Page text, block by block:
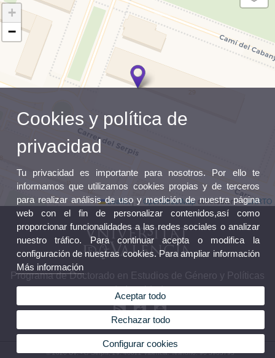
+
−
Leaflet| ©OpenStreetMap contributors ©CARTO
Programa de Doctorado en Estudios de Género y Políticas
de Igualdad
© 2026 UV. - c/ Serpis, 29. 46022 Valencia. Teléfono: 96 3983795
Cookies y política de
privacidad
Tu privacidad es importante para nosotros. Por ello te
informamos que utilizamos cookies propias y de terceros
para realizar análisis de uso y medición de nuestra página
web con el fin de personalizar contenidos,así como
proporcionar funcionalidades a las redes sociales o analizar
nuestro tráfico. Para continuar acepta o modifica la
configuración de nuestras cookies. Para ampliar información
Más información
Aceptar todo
Rechazar todo
Configurar cookies